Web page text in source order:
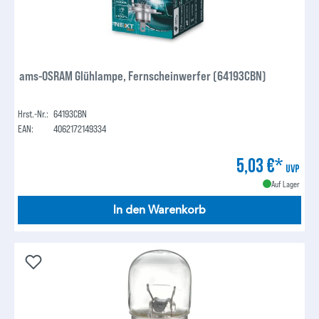
ams-OSRAM Glühlampe, Fernscheinwerfer (64193CBN)
Hrst.-Nr.: 64193CBN
EAN:
4062172149334
5,03 €* UVP
Auf Lager
In den Warenkorb